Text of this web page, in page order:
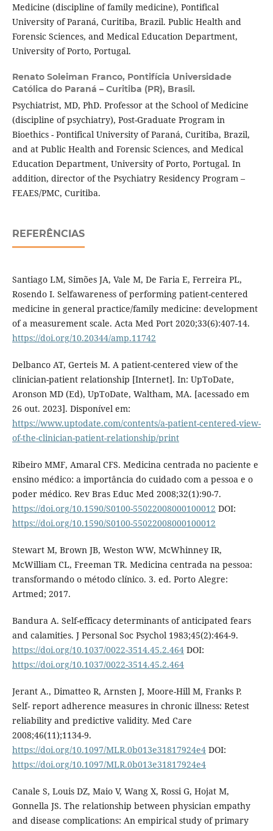
Medicine (discipline of family medicine), Pontifical
University of Paraná, Curitiba, Brazil. Public Health and
Forensic Sciences, and Medical Education Department,
University of Porto, Portugal.
Renato Soleiman Franco, Pontifícia Universidade
Católica do Paraná – Curitiba (PR), Brasil.
Psychiatrist, MD, PhD. Professor at the School of Medicine
(discipline of psychiatry), Post-Graduate Program in
Bioethics - Pontifical University of Paraná, Curitiba, Brazil,
and at Public Health and Forensic Sciences, and Medical
Education Department, University of Porto, Portugal. In
addition, director of the Psychiatry Residency Program –
FEAES/PMC, Curitiba.
REFERÊNCIAS
Santiago LM, Simões JA, Vale M, De Faria E, Ferreira PL,
Rosendo I. Selfawareness of performing patient-centered
medicine in general practice/family medicine: development
of a measurement scale. Acta Med Port 2020;33(6):407-14.
https://doi.org/10.20344/amp.11742
Delbanco AT, Gerteis M. A patient-centered view of the
clinician-patient relationship [Internet]. In: UpToDate,
Aronson MD (Ed), UpToDate, Waltham, MA. [acessado em
26 out. 2023]. Disponível em:
https://www.uptodate.com/contents/a-patient-centered-view-
of-the-clinician-patient-relationship/print
Ribeiro MMF, Amaral CFS. Medicina centrada no paciente e
ensino médico: a importância do cuidado com a pessoa e o
poder médico. Rev Bras Educ Med 2008;32(1):90-7.
https://doi.org/10.1590/S0100-55022008000100012 DOI:
https://doi.org/10.1590/S0100-55022008000100012
Stewart M, Brown JB, Weston WW, McWhinney IR,
McWilliam CL, Freeman TR. Medicina centrada na pessoa:
transformando o método clínico. 3. ed. Porto Alegre:
Artmed; 2017.
Bandura A. Self-efficacy determinants of anticipated fears
and calamities. J Personal Soc Psychol 1983;45(2):464-9.
https://doi.org/10.1037/0022-3514.45.2.464DOI:
https://doi.org/10.1037/0022-3514.45.2.464
Jerant A., Dimatteo R, Arnsten J, Moore-Hill M, Franks P.
Self- report adherence measures in chronic illness: Retest
reliability and predictive validity. Med Care
2008;46(11);1134-9.
https://doi.org/10.1097/MLR.0b013e31817924e4DOI:
https://doi.org/10.1097/MLR.0b013e31817924e4
Canale S, Louis DZ, Maio V, Wang X, Rossi G, Hojat M,
Gonnella JS. The relationship between physician empathy
and disease complications: An empirical study of primary